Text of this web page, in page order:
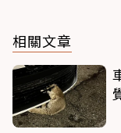
相關文章